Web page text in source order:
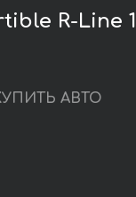
R-Line
АВТО